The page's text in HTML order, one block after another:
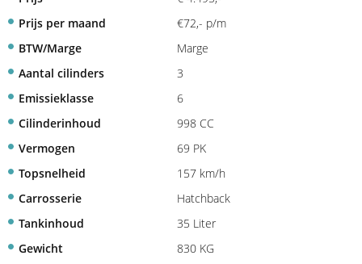
Prijs per maand
€72,- p/m
BTW/Marge
Marge
Aantal cilinders
3
Emissieklasse
6
Cilinderinhoud
998 CC
Vermogen
69 PK
Topsnelheid
157 km/h
Carrosserie
Hatchback
Tankinhoud
35 Liter
Gewicht
830 KG